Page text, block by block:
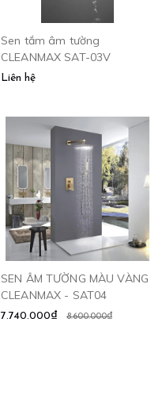
Sen tắm âm tường
CLEANMAX SAT-03V
Liên hệ
SEN ÂM TƯỜNG MÀU VÀNG
CLEANMAX - SAT04
7.740.000₫ 8.600.000₫